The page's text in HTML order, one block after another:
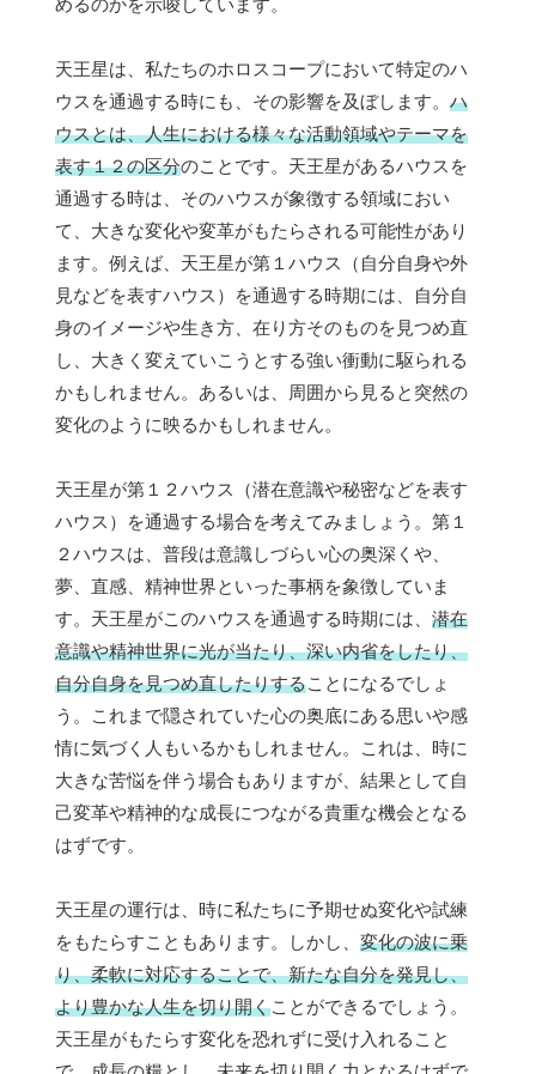
天王星は、私たちのホロスコープにおいて特定のハ
ウスを通過する時にも、その影響を及ぼします。 ハ
ウスとは、人生における様々な活動領域やテーマを
表す１２の区分のことです。天王星があるハウスを
通過する時は、そのハウスが象徴する領域におい
て、大きな変化や変革がもたらされる可能性があり
ます。例えば、天王星が第１ハウス（自分自身や外
見などを表すハウス）を通過する時期には、自分自
身のイメージや生き方、在り方そのものを見つめ直
し、大きく変えていこうとする強い衝動に駆られる
かもしれません。あるいは、周囲から見ると突然の
変化のように映るかもしれません。
天王星が第１２ハウス（潜在意識や秘密などを表す
ハウス）を通過する場合を考えてみましょう。第１
２ハウスは、普段は意識しづらい心の奥深くや、
夢、直感、精神世界といった事柄を象徴していま
す。天王星がこのハウスを通過する時期には、 潜在
意識や精神世界に光が当たり、深い内省をしたり、
自分自身を見つめ直したりすることになるでしょ
う。これまで隠されていた心の奥底にある思いや感
情に気づく人もいるかもしれません。これは、時に
大きな苦悩を伴う場合もありますが、結果として自
己変革や精神的な成長につながる貴重な機会となる
はずです。
天王星の運行は、時に私たちに予期せぬ変化や試練
をもたらすこともあります。しかし、 変化の波に乗
り、柔軟に対応することで、新たな自分を発見し、
より豊かな人生を切り開くことができるでしょう。
天王星がもたらす変化を恐れずに受け入れること